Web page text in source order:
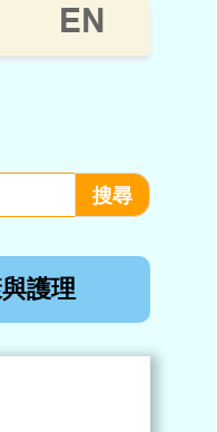
EN
護理